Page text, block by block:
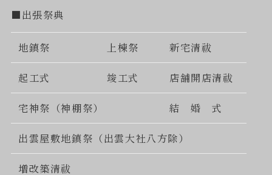
■出張祭典
地鎮祭 上棟祭 新宅清祓
起工式 竣工式 店舗開店清祓
宅神祭（神棚祭） 結 婚 式
出雲屋敷地鎮祭（出雲大社八方除）
増改築清祓